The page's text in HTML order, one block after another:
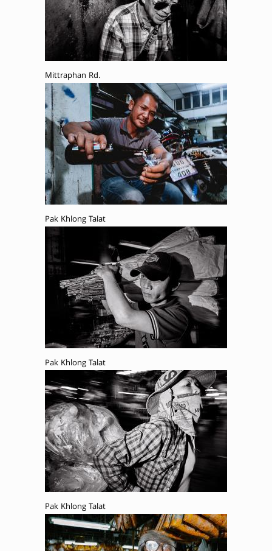
Mittraphan Rd.
Pak Khlong Talat
Pak Khlong Talat
Pak Khlong Talat